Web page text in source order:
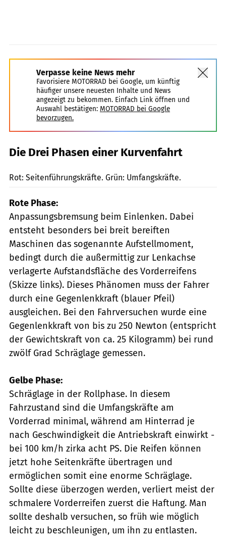
Verpasse keine News mehr
Favorisiere MOTORRAD bei Google, um künftig
häufiger unsere neuesten Inhalte und News
angezeigt zu bekommen. Einfach Link öffnen und
Auswahl bestätigen: MOTORRAD bei Google
bevorzugen.
Die Drei Phasen einer Kurvenfahrt
Rot: Seitenführungskräfte. Grün: Umfangskräfte.
Rote Phase:
Anpassungsbremsung beim Einlenken. Dabei
entsteht besonders bei breit bereiften
Maschinen das sogenannte Aufstellmoment,
bedingt durch die außermittig zur Lenkachse
verlagerte Aufstandsfläche des Vorderreifens
(Skizze links). Dieses Phänomen muss der Fahrer
durch eine Gegenlenkkraft (blauer Pfeil)
ausgleichen. Bei den Fahrversuchen wurde eine
Gegenlenkkraft von bis zu 250 Newton (entspricht
der Gewichtskraft von ca. 25 Kilogramm) bei rund
zwölf Grad Schräglage gemessen.
Gelbe Phase:
Schräglage in der Rollphase. In diesem
Fahrzustand sind die Umfangskräfte am
Vorderrad minimal, während am Hinterrad je
nach Geschwindigkeit die Antriebskraft einwirkt -
bei 100 km/h zirka acht PS. Die Reifen können
jetzt hohe Seitenkräfte übertragen und
ermöglichen somit eine enorme Schräglage.
Sollte diese überzogen werden, verliert meist der
schmalere Vorderreifen zuerst die Haftung. Man
sollte deshalb versuchen, so früh wie möglich
leicht zu beschleunigen, um ihn zu entlasten.